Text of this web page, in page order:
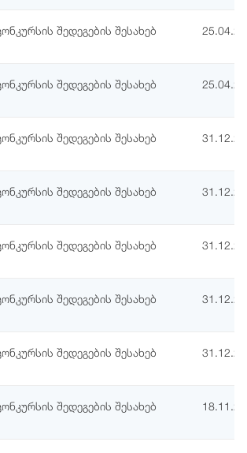
შედეგების შესახებ
შედეგების შესახებ
შედეგების შესახებ
შედეგების შესახებ
შედეგების შესახებ
შედეგების შესახებ
შედეგების შესახებ
შედეგების შესახებ